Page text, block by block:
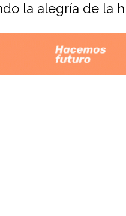
la alegría de la